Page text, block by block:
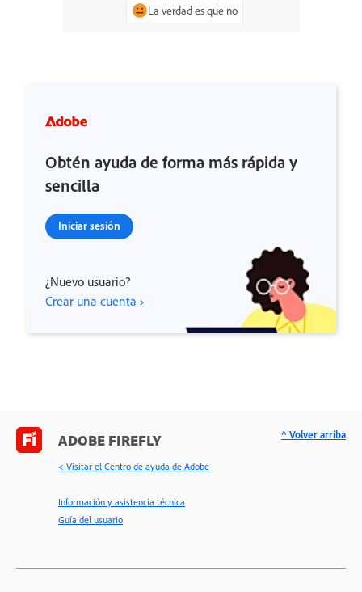
La verdad es que no
Obtén ayuda de forma más rápida y
sencilla
Iniciar sesión
¿Nuevo usuario?
Crear una cuenta ›
ADOBE FIREFLY
< Visitar el Centro de ayuda de Adobe
Información y asistencia técnica
Guía del usuario
^ Volver arriba